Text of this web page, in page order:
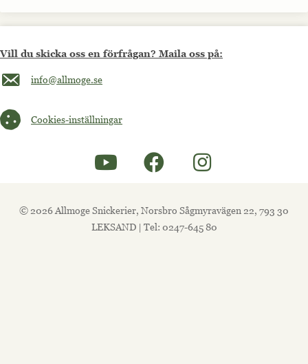
Vill du skicka oss en förfrågan? Maila oss på:
Maila oss på info@allmoge.se
info@allmoge.se
Cookies-inställningar
Cookies-inställningar
© 2026 Allmoge Snickerier, Norsbro Sågmyravägen 22, 793 30
LEKSAND | Tel: 0247-645 80